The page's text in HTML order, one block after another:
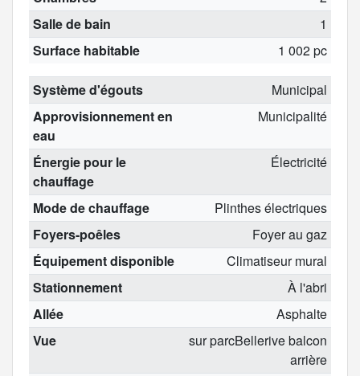
Salle de bain
1
Surface habitable
1 002 pc
Système d'égouts
Municipal
Approvisionnement en
eau
Municipalité
Énergie pour le
chauffage
Électricité
Mode de chauffage
Plinthes électriques
Foyers-poêles
Foyer au gaz
Équipement disponible
Climatiseur mural
Stationnement
À l'abri
Allée
Asphalte
Vue
sur parcBellerive balcon
arrière